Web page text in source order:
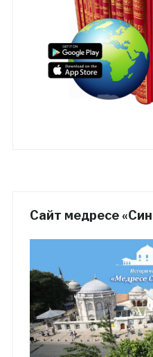
Сайт медресе